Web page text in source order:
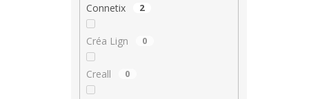
Connetix 2
Créa Lign 0
Creall 0